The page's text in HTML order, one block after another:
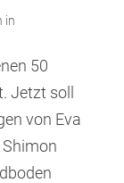
in
50
Jetzt soll
von Eva
Shimon